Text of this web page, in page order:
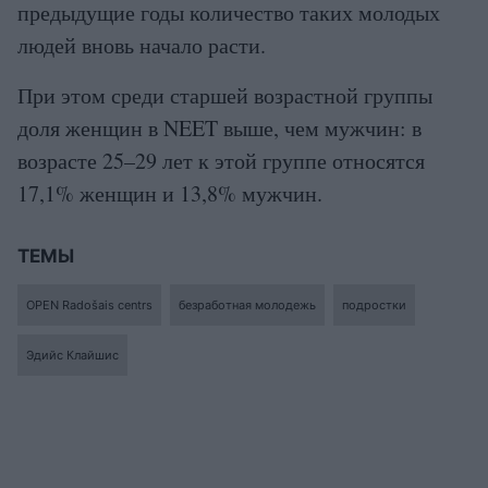
предыдущие годы количество таких молодых
людей вновь начало расти.
При этом среди старшей возрастной группы
доля женщин в NEET выше, чем мужчин: в
возрасте 25–29 лет к этой группе относятся
17,1% женщин и 13,8% мужчин.
ТЕМЫ
OPEN Radošais centrs безработная молодежь подростки
Эдийс Клайшис